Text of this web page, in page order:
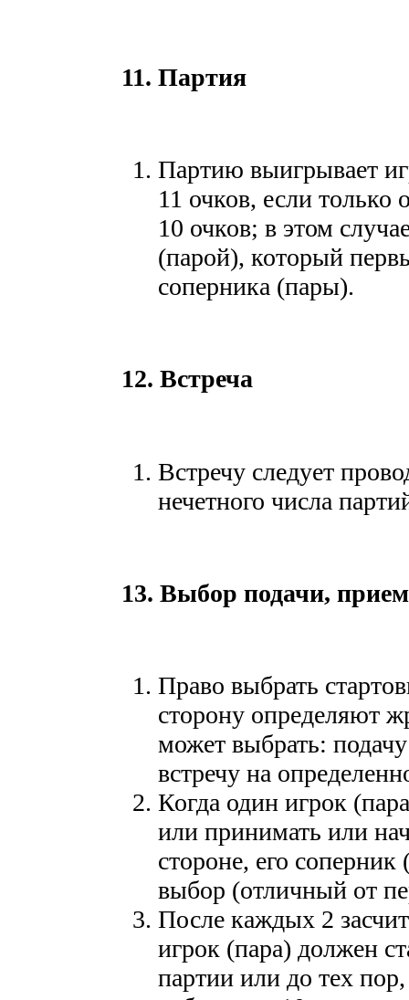
11. Партия
Партию выигрывает
11 очков, если только
10 очков; в этом
(парой), который
соперника (пары).
12. Встреча
Встречу следует
нечетного числа
13. Выбор подачи,
Право выбрать
сторону определяют
может выбрать:
встречу на
Когда один игрок
или принимать или
стороне, его
выбор (отличный от
После каждых 2
игрок (пара) должен
партии или до тех